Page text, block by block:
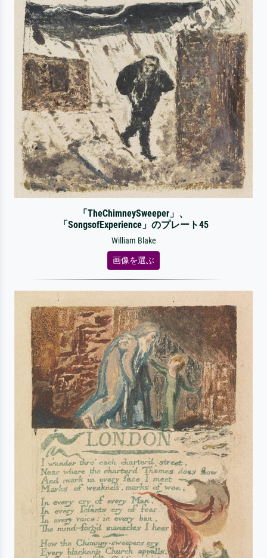
「TheChimneySweeper」、
「SongsofExperience」のプレート45
William Blake
画像を選ぶ